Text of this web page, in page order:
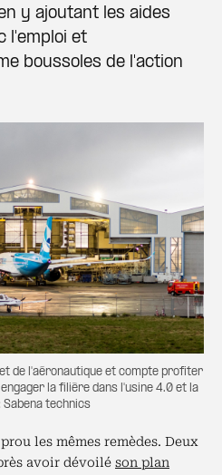
y ajoutant les aides
l'emploi et
boussoles de l'action
de l'aéronautique et compte profiter
la filière dans l'usine 4.0 et la
technics
les mêmes remèdes. Deux
avoir dévoilé son plan